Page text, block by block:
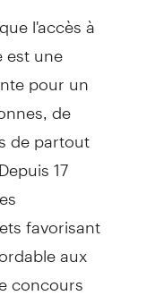
l'accès à
une
pour un
de
de partout
17
favorisant
aux
concours